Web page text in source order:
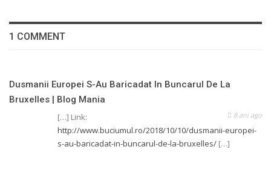
1 COMMENT
Dusmanii Europei S-Au Baricadat In Buncarul De La
Bruxelles | Blog Mania
8 ani ago
[…] Link:
http://www.buciumul.ro/2018/10/10/dusmanii-europei-
s-au-baricadat-in-buncarul-de-la-bruxelles/ […]